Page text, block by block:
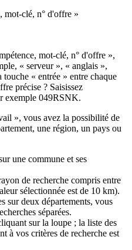
mot-clé, n° d'offre »
mot-clé, n° d'offre »,
« serveur », « anglais »,
touche « entrée » entre chaque
précise ? Saisissez
exemple 049RSNK.
», vous avez la possibilité de
une région, un pays ou
une commune et ses
de recherche compris entre
sélectionnée est de 10 km).
sur deux départements, vous
séparées.
sur la loupe ; la liste des
à vos critères de recherche est